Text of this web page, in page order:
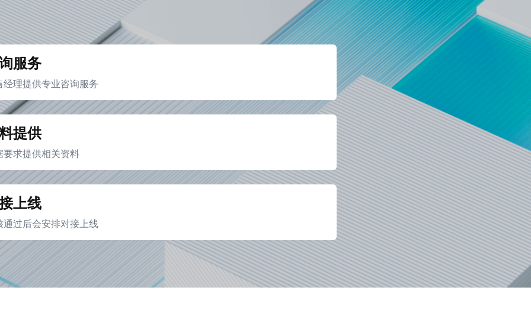
服务
经理提供专业咨询服务
提供
要求提供相关资料
上线
通过后会安排对接上线